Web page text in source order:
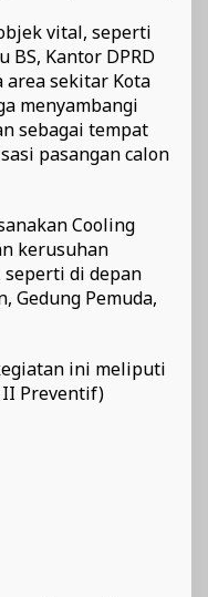
vital, seperti
BS, Kantor DPRD
area sekitar Kota
menyambangi
sebagai tempat
pasangan calon
Cooling
kerusuhan
di depan
Gedung Pemuda,
ini meliputi
II Preventif)